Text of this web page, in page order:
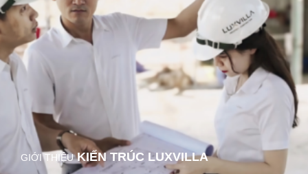
GIỚI THIỆU KIẾN TRÚC LUXVILLA